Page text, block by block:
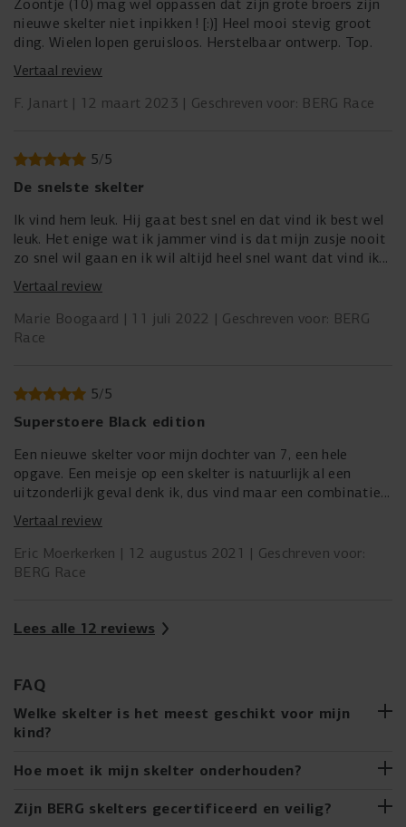
Zoontje (10) mag wel oppassen dat zijn grote broers zijn
nieuwe skelter niet inpikken ! [:)] Heel mooi stevig groot
ding. Wielen lopen geruisloos. Herstelbaar ontwerp. Top.
Vertaal review
F. Janart
12 maart 2023 Geschreven voor: BERG Race
5/5
De snelste skelter
Ik vind hem leuk. Hij gaat best snel en dat vind ik best wel
leuk. Het enige wat ik jammer vind is dat mijn zusje nooit
zo snel wil gaan en ik wil altijd heel snel want dat vind ik
heel leuk, maar zij gaat dan altijd de rem indrukken als ze
achterop zit.
Hij ziet er mooi uit en is echt groot. De parkeerrem is heel
fijn. Het is veel leuker dan lopen!
Vertaal review
Marie Boogaard
11 juli 2022
Geschreven voor: BERG
Race
5/5
Superstoere Black edition
Een nieuwe skelter voor mijn dochter van 7, een hele
opgave. Een meisje op een skelter is natuurlijk al een
uitzonderlijk geval denk ik, dus vind maar een combinatie
die bij haar past. Ze is al vrij lang voor haar leeftijd dus
moet het sowieso een xl-frame worden. Vond ze de skelter
met groen en blauw gaaf, deze Black edition was toch
even de overtreffende trap. Wat een stoer ding zo in mat
skelter als bouwpakket binnen, maar wij kregen hem
Vertaal review
Eric Moerkerken
12 augustus 2021
Geschreven voor:
BERG Race
Lees alle 12 reviews
FAQ
Welke skelter is het meest geschikt voor mijn
kind?
Van de eerste rit op de BERG Buzzy tot de XL skelters voor
oudere kinderen, er is een skelter voor elk
helpt je de ideale skelter voor jouw kind te kiezen,
Hoe moet ik mijn skelter onderhouden?
onderhoud nodig. Vraag een volwassene jou te helpen. Jij
Zijn BERG skelters gecertificeerd en veilig?